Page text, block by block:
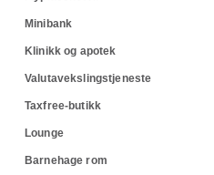
Minibank
Klinikk og apotek
Valutavekslingstjeneste
Taxfree-butikk
Lounge
Barnehage rom